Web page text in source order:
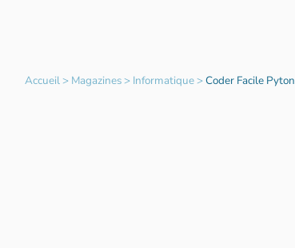
Accueil> Magazines> Informatique>Coder Facile Pyton